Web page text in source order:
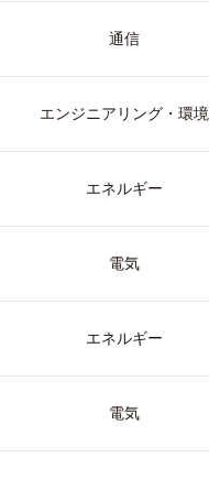
通信
エンジニアリング・環境
エネルギー
電気
エネルギー
電気